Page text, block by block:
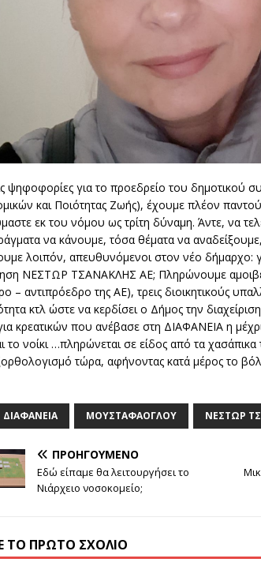
ψηφοφορίες για το προεδρείο του δημοτικού
και Ποιότητας Ζωής), έχουμε πλέον
εκ του νόμου ως τρίτη δύναμη. Άντε, να
να κάνουμε, τόσα θέματα να
λοιπόν, απευθυνόμενοι στον νέο δήμαρχο:
ΝΕΣΤΩΡ ΤΣΑΝΑΚΛΗΣ ΑΕ; Πληρώνουμε
– αντιπρόεδρο της ΑΕ), τρεις διοικητικούς
κτλ ώστε να κερδίσει ο Δήμος την
κρεατικών που ανέβασε στη ΔΙΑΦΑΝΕΙΑ η
το νοίκι …πληρώνεται σε είδος από τα
τώρα, αφήνοντας κατά μέρος το
ΔΙΑΦΆΝΕΙΑ ΜΟΥΣΤΑΦΆΟΓΛΟΥ ΝΕΣΤΩΡ
ΠΡΟΗΓΟΎΜΕΝΟ
Εδώ είπαμε θα λειτουργήσει το
Νιάρχειο νοσοκομείο;
ΤΟ ΠΡΏΤΟ ΣΧΌΛΙΟ